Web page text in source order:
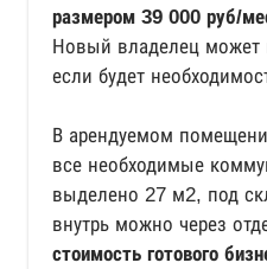
размером 39 000 руб/
Новый владелец может
если будет
В арендуемом
все необходимые
выделено 27 м2, под
внутрь можно через
стоимость готового